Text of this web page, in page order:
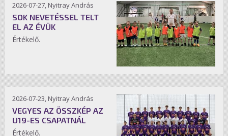
2026-07-27, Nyitray András
SOK NEVETÉSSEL TELT
EL AZ ÉVÜK
Értékelő.
2026-07-23, Nyitray András
VEGYES AZ ÖSSZKÉP AZ
U19-ES CSAPATNÁL
Értékelő.